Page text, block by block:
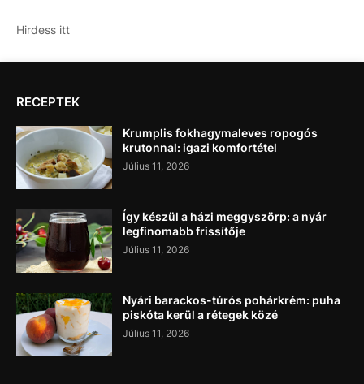
Hirdess itt
RECEPTEK
Krumplis fokhagymaleves ropogós
krutonnal: igazi komfortétel
Július 11, 2026
Így készül a házi meggyszörp: a nyár
legfinomabb frissítője
Július 11, 2026
Nyári barackos-túrós pohárkrém: puha
piskóta kerül a rétegek közé
Július 11, 2026